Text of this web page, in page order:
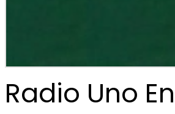
Radio Uno